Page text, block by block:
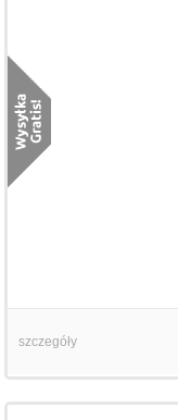
szczegóły